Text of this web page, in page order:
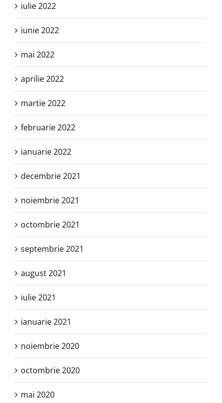
iulie 2022
iunie 2022
mai 2022
aprilie 2022
martie 2022
februarie 2022
ianuarie 2022
decembrie 2021
noiembrie 2021
octombrie 2021
septembrie 2021
august 2021
iulie 2021
ianuarie 2021
noiembrie 2020
octombrie 2020
mai 2020